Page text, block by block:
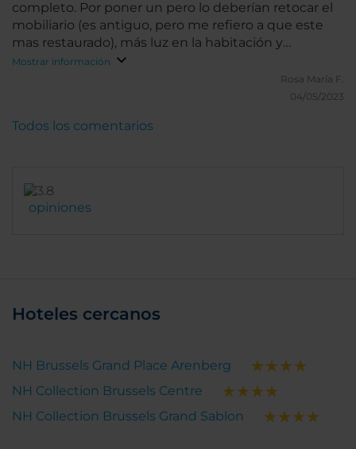
La estancia fue de una noche del 1 al 2 de Marzo.
Hubiéramos puesto excelente pero esa persona de
recepción nos pareció muy mal educada y mala
compañera
completo. Por poner un pero lo deberían retocar el
mobiliario (es antiguo, pero me refiero a que este
mas restaurado), más luz en la habitación y
acondicionar las habitaciones con bañera para
personas con menos movilidad. La estancia de 4
Mostrar información
Rosa María F.
04/05/2023
opiniones
Todos los comentarios
Hoteles cercanos
NH Brussels Grand Place Arenberg
NH Collection Brussels Centre
NH Collection Brussels Grand Sablon